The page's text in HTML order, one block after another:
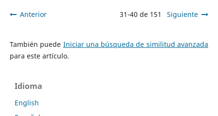
Anterior 31-40 de 151 Siguiente
También puede Iniciar una búsqueda de similitud avanzada
para este artículo.
Idioma
English